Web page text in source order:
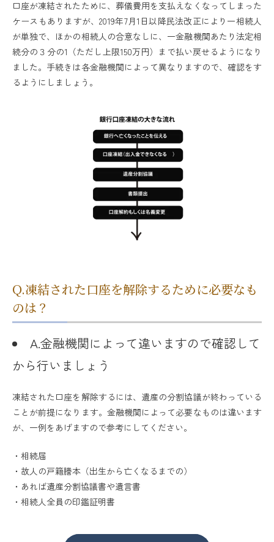
口座が凍結されたために、葬儀費用を支払えなくなってしまった
ケースもありますが、2019年7月1日以降民法改正により一相続人
が単独で、ほかの相続人の合意なしに、一金融機関あたり法定相
続分の３分の1（ただし上限150万円）まで払い戻せるようになり
ました。手続きは各金融機関によって異なりますので、確認をす
るようにしましょう。
Q.凍結された口座を解除するために必要なも
のは？
A.金融機関によって違いますので確認して
から行いましょう
凍結された口座を解除するには、遺産の分割協議が終わっている
ことが前提になります。金融機関によって必要なものは違います
が、一例をあげますので参考にしてください。
・相続届
・故人の戸籍謄本（出生から亡くなるまでの）
・あれば遺産分割協議書や遺言書
・相続人全員の印鑑証明書